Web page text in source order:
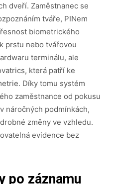
dveří. Zaměstnanec se
tváře, PINem
biometrického
prstu nebo tvářovou
terminálu, ale
která patří ke
Díky tomu systém
zaměstnance od pokusu
náročných podmínkách,
změny ve vzhledu.
evidence bez
po záznamu